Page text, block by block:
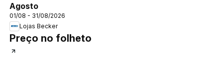
Agosto
01/08 - 31/08/2026
Lojas Becker
Preço no folheto